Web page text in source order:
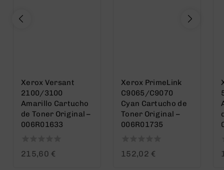
Xerox Versant
2100/3100
Amarillo Cartucho
de Toner Original –
006R01633
0
215,60 €
Xerox PrimeLink
C9065/C9070
Cyan Cartucho de
Toner Original –
006R01735
0
152,02 €
0